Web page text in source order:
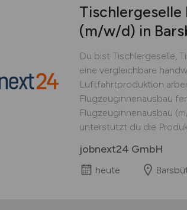
Tischlergeselle
(m/w/d) in
Du bist Tischlergeselle,
eine vergleichbare
Luftfahrtproduktion
Flugzeuginnenausbau
Flugzeuginnenausbau
unterstützt du die
jobnext24 GmbH
heute